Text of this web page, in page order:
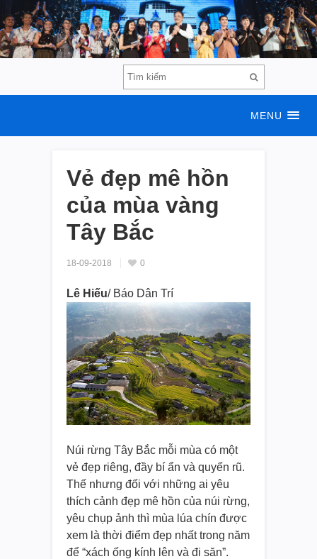
MENU
Vẻ đẹp mê hồn
của mùa vàng
Tây Bắc
18-09-2018 0
Lê Hiếu/ Báo Dân Trí
Núi rừng Tây Bắc mỗi mùa có một
vẻ đẹp riêng, đầy bí ẩn và quyến rũ.
Thế nhưng đối với những ai yêu
thích cảnh đẹp mê hồn của núi rừng,
yêu chụp ảnh thì mùa lúa chín được
xem là thời điểm đẹp nhất trong năm
để “xách ống kính lên và đi săn”.